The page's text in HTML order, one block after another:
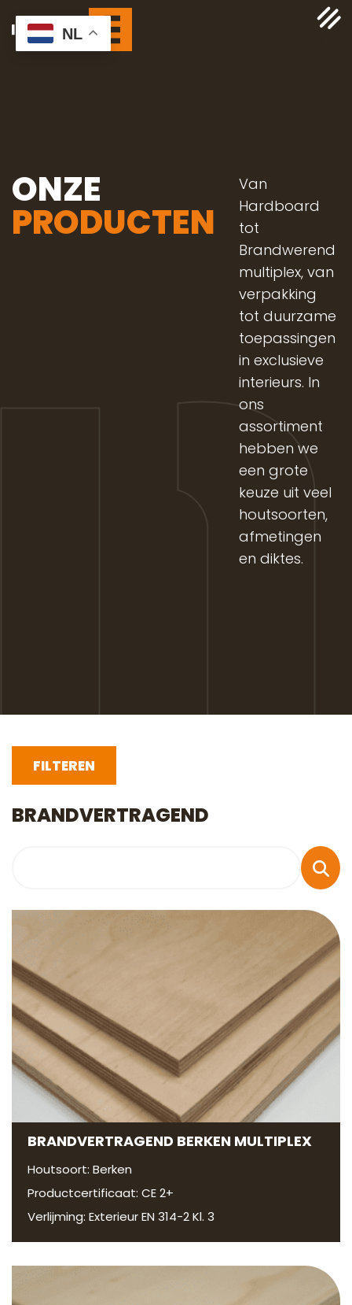
ONZE
PRODUCTEN
Van
Hardboard
tot
Brandwerend
multiplex, van
verpakking
tot duurzame
toepassingen
in exclusieve
interieurs. In
ons
assortiment
hebben we
een grote
keuze uit veel
houtsoorten,
afmetingen
en diktes.
FILTEREN
BRANDVERTRAGEND
BRANDVERTRAGEND BERKEN MULTIPLEX
Houtsoort: Berken
Productcertificaat: CE 2+
Verlijming: Exterieur EN 314-2 Kl. 3
NL